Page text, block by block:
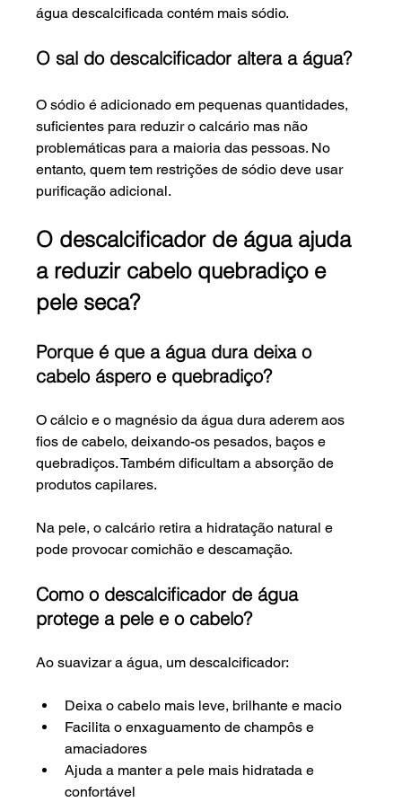
água descalcificada contém mais sódio.
O sal do descalcificador altera a água?
O sódio é adicionado em pequenas quantidades,
suficientes para reduzir o calcário mas não
problemáticas para a maioria das pessoas. No
entanto, quem tem restrições de sódio deve usar
purificação adicional.
O descalcificador de água ajuda
a reduzir cabelo quebradiço e
pele seca?
Porque é que a água dura deixa o
cabelo áspero e quebradiço?
O cálcio e o magnésio da água dura aderem aos
fios de cabelo, deixando-os pesados, baços e
quebradiços. Também dificultam a absorção de
produtos capilares.
Na pele, o calcário retira a hidratação natural e
pode provocar comichão e descamação.
Como o descalcificador de água
protege a pele e o cabelo?
Ao suavizar a água, um descalcificador:
Deixa o cabelo mais leve, brilhante e macio
Facilita o enxaguamento de champôs e
amaciadores
Ajuda a manter a pele mais hidratada e
confortável